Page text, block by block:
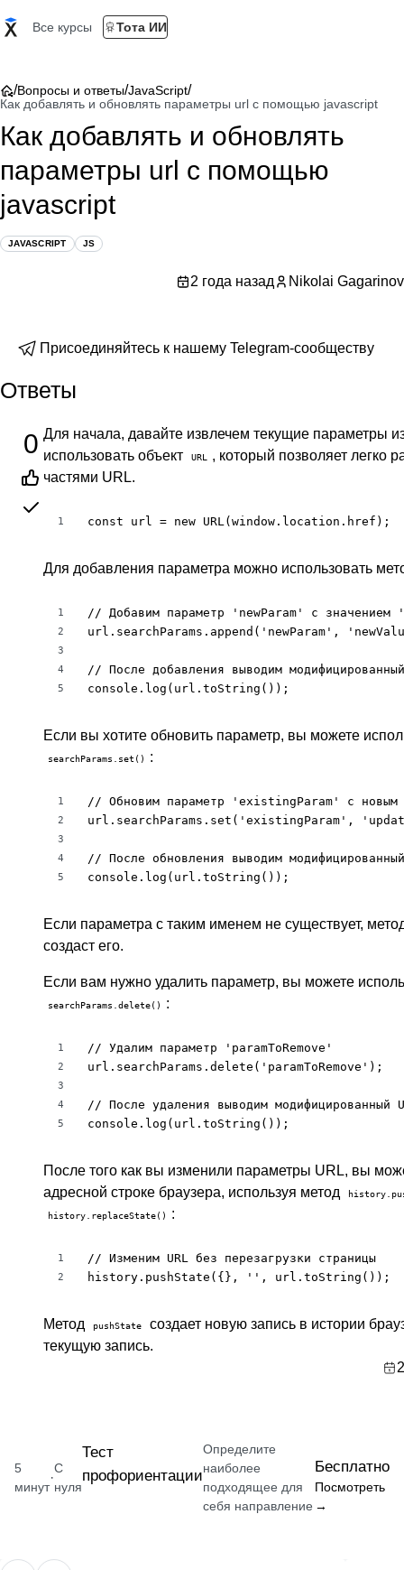
Все курсы Тота ИИ
/Вопросы и ответы/JavaScript/
Как добавлять и обновлять параметры url с помощью javascript
Как добавлять и обновлять
параметры url с помощью
javascript
JAVASCRIPT JS
2 года назад Nikolai Gagarinov
Присоединяйтесь к нашему Telegram-сообществу
Ответы
0 Для начала, давайте извлечем текущие параметры
использовать объект
URL
, который позволяет легко
частями URL.
1 const url = new URL(window.location.href);
Для добавления параметра можно использовать
1
2
3
4
5
// Добавим параметр 'newParam' с значением
url.searchParams.append('newParam',
// После добавления выводим
console.log(url.toString());
Если вы хотите обновить параметр, вы можете
searchParams.set() :
1
2
3
4
5
// Обновим параметр 'existingParam' с новым
url.searchParams.set('existingParam',
// После обновления выводим
console.log(url.toString());
Если параметра с таким именем не существует,
создаст его.
Если вам нужно удалить параметр, вы можете
searchParams.delete() :
1
2
3
4
5
// Удалим параметр 'paramToRemove'
url.searchParams.delete('paramToRemove');
// После удаления выводим модифицированный
console.log(url.toString());
После того как вы изменили параметры URL, вы
адресной строке браузера, используя метод
history.replaceState()
:
1
2
// Изменим URL без перезагрузки страницы
history.pushState({}, '', url.toString());
Метод pushState
создает новую запись в истории
текущую запись.
5
минут
·
С
нуля
Тест
профориентации
Определите
наиболее
подходящее для
себя направление
Бесплатно
Посмотреть
→